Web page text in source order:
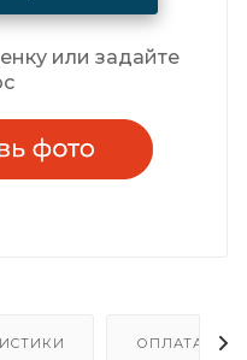
или задайте
ОПЛАТА И